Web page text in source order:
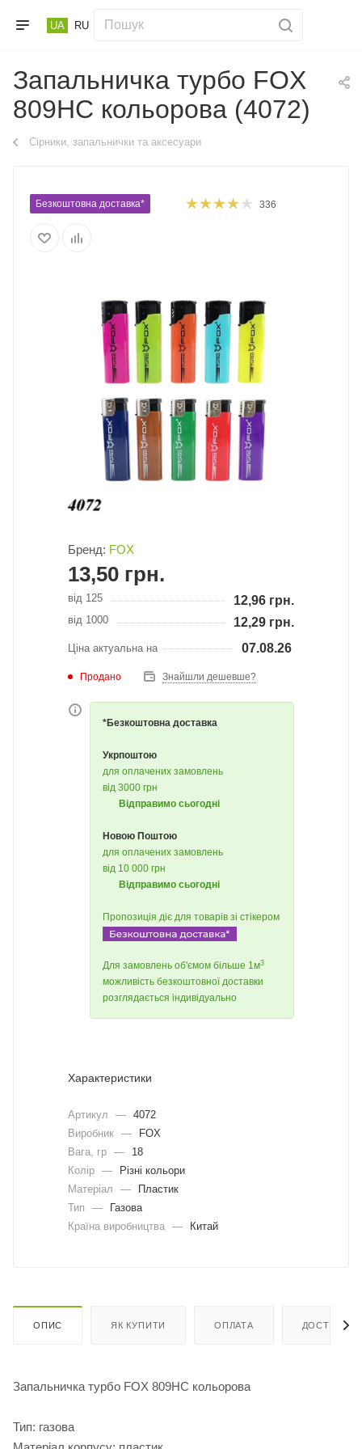
UA RU
Запальничка турбо FOX
809HC кольорова (4072)
Cірники, запальнички та аксесуари
Безкоштовна доставка* 336
Бренд: FOX
13,50 грн.
від 125 12,96 грн.
від 1000 12,29 грн.
Ціна актуальна на 07.08.26
Продано Знайшли дешевше?
*Безкоштовна доставка
Укрпоштою
для оплачених замовлень
від 3000 грн
Відправимо сьогодні
Новою Поштою
для оплачених замовлень
від 10 000 грн
Відправимо сьогодні
Пропозиція діє для товарів зі стікером
Для замовлень об'ємом більше 1м3
можливість безкоштовної доставки
розглядається індивідуально
Характеристики
Артикул — 4072
Виробник —
FOX
Вага, гр —
18
Колір —
Різні кольори
Матеріал
—
Пластик
Тип
—
Газова
Країна виробництва — Китай
ОПИС ЯК КУПИТИ ОПЛАТА ДОСТАВКА
Запальничка турбо FOX 809HC кольорова
Тип: газова